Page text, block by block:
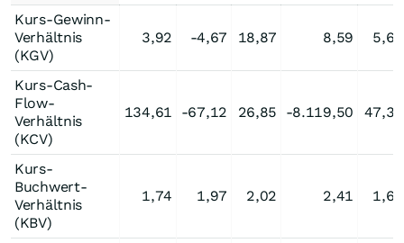
Kurs-Gewinn-
Verhältnis
(KGV)
3,92 -4,67 18,87 8,59 5,63
Kurs-Cash-
Flow-
Verhältnis
(KCV)
134,61 -67,12 26,85 -8.119,50 47,32
Kurs-
Buchwert-
Verhältnis
(KBV)
1,74 1,97 2,02 2,41 1,61